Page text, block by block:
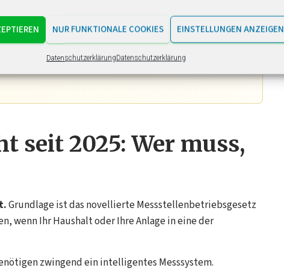
NUR FUNKTIONALE COOKIES EINSTELLUNGEN ANZEIGEN
DatenschutzerklärungDatenschutzerklärung
ab 7 kWpnicht aus. Erst das intelligente
Anforderung und ermöglicht die Fernsteuerung
seit 2025: Wer muss,
Grundlage ist das novellierte Messstellenbetriebsgesetz
wenn Ihr Haushalt oder Ihre Anlage in eine der
zwingend ein intelligentes Messsystem.